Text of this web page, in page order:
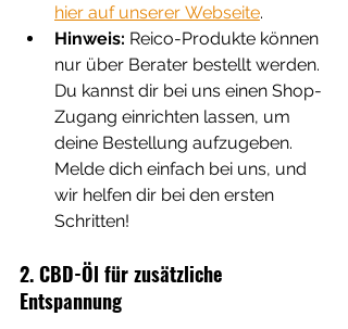
hier auf unserer Webseite.
Hinweis: Reico-Produkte können
nur über Berater bestellt werden.
Du kannst dir bei uns einen Shop-
Zugang einrichten lassen, um
deine Bestellung aufzugeben.
Melde dich einfach bei uns, und
wir helfen dir bei den ersten
Schritten!
2. CBD-Öl für zusätzliche
Entspannung